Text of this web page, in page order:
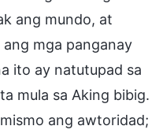
ang mundo, at
mga panganay
ito ay natutupad sa
mula sa Aking bibig.
ang awtoridad;